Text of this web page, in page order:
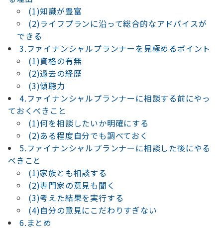
(1)知識が豊富
(2)ライフプランに沿って総合的なアドバイスが
できる
3.ファイナンシャルプランナーを見極めるポイント
(1)資格の有無
(2)過去の経歴
(3)傾聴力
4.ファイナンシャルプランナーに相談する前にやっ
ておくべきこと
(1)何を相談したいか明確にする
(2)ある程度自分でも調べておく
5.ファイナンシャルプランナーに相談した後にやる
べきこと
(1)家族とも相談する
(2)専門家の意見も聞く
(3)考えた結果を実行する
(4)自分の意見にこだわりすぎない
6.まとめ